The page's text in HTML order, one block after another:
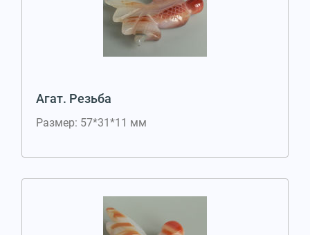
Агат. Резьба
Размер: 57*31*11 мм